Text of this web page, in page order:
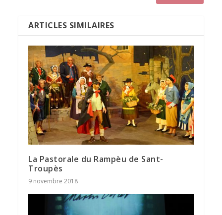
ARTICLES SIMILAIRES
La Pastorale du Rampèu de Sant-
Troupès
9 novembre 2018